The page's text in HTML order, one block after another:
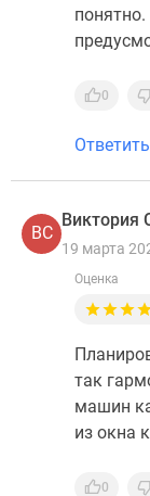
0
Ответить
ВС
Виктория
19 марта
Оценка
так
машин
из окна
0